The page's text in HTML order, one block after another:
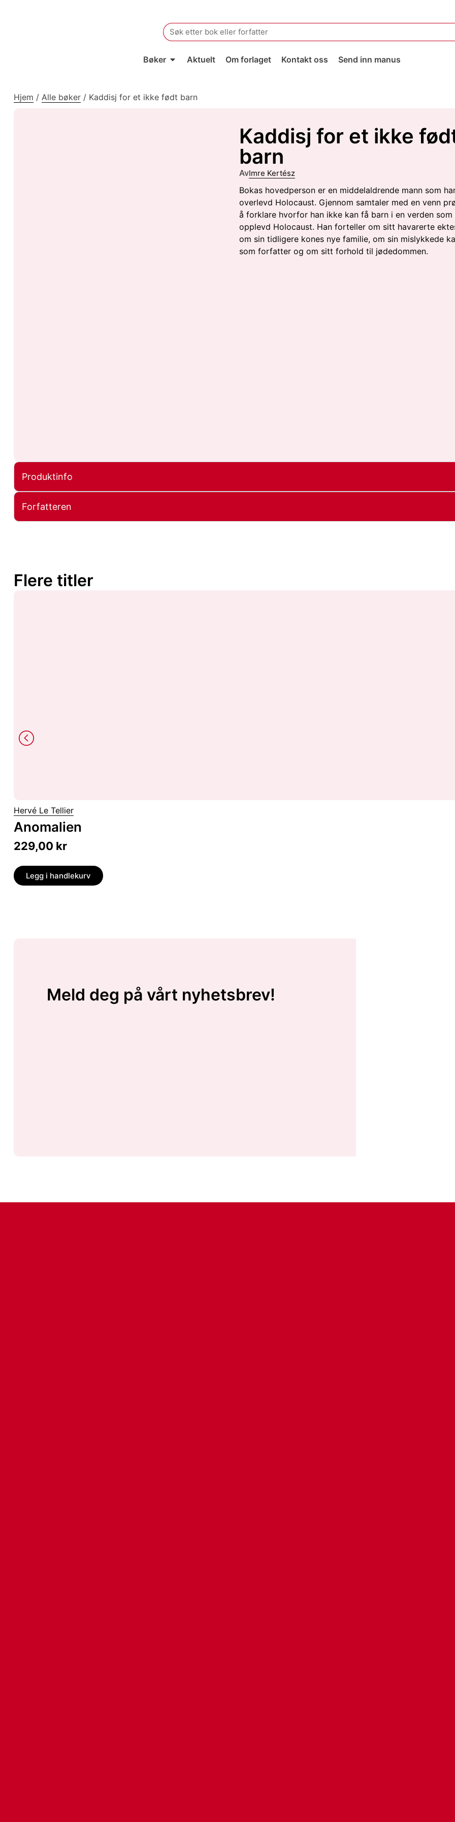
Search
for:
Bøker Aktuelt Om forlaget Kontakt oss Send inn manus
Hjem / Alle bøker / Kaddisj for et ikke født barn
Kaddisj for et ikke
barn
AvImre Kertész
Bokas hovedperson er en middelaldrende mann som
overlevd Holocaust. Gjennom samtaler med en venn
å forklare hvorfor han ikke kan få barn i en verden som
opplevd Holocaust. Han forteller om sitt havarerte
om sin tidligere kones nye familie, om sin mislykkede
som forfatter og om sitt forhold til jødedommen.
Produktinfo
Forfatteren
Flere titler
Hervé Le Tellier
Anomalien
229,00 kr
Legg i handlekurv
Meld deg på vårt nyhetsbrev!